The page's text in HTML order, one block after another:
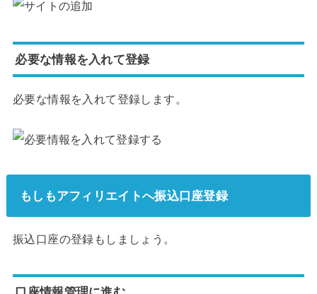
必要な情報を入れて登録
必要な情報を入れて登録します。
もしもアフィリエイトへ振込口座登録
振込口座の登録もしましょう。